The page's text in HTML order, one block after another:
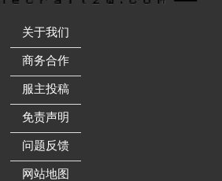
关于我们
——————
商务合作
——————
服主投稿
——————
免责声明
——————
问题反馈
——————
网站地图